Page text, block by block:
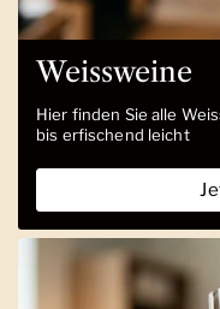
Weissweine
Hier finden Sie alle
bis erfischend leicht